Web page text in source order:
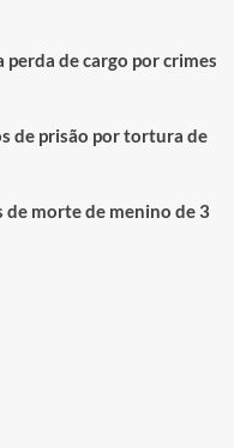
de cargo por crimes
de prisão por tortura de
de morte de menino de 3